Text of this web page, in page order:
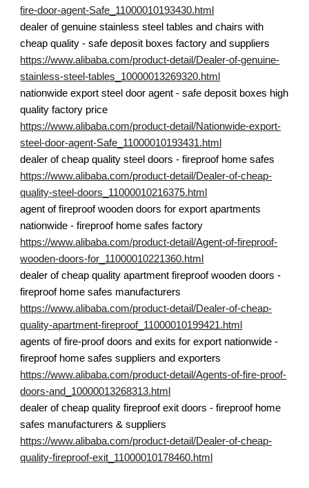
fire-door-agent-Safe_11000010193430.html
dealer of genuine stainless steel tables and chairs with
cheap quality - safe deposit boxes factory and suppliers
https://www.alibaba.com/product-detail/Dealer-of-genuine-
stainless-steel-tables_10000013269320.html
nationwide export steel door agent - safe deposit boxes high
quality factory price
https://www.alibaba.com/product-detail/Nationwide-export-
steel-door-agent-Safe_11000010193431.html
dealer of cheap quality steel doors - fireproof home safes
https://www.alibaba.com/product-detail/Dealer-of-cheap-
quality-steel-doors_11000010216375.html
agent of fireproof wooden doors for export apartments
nationwide - fireproof home safes factory
https://www.alibaba.com/product-detail/Agent-of-fireproof-
wooden-doors-for_11000010221360.html
dealer of cheap quality apartment fireproof wooden doors -
fireproof home safes manufacturers
https://www.alibaba.com/product-detail/Dealer-of-cheap-
quality-apartment-fireproof_11000010199421.html
agents of fire-proof doors and exits for export nationwide -
fireproof home safes suppliers and exporters
https://www.alibaba.com/product-detail/Agents-of-fire-proof-
doors-and_10000013268313.html
dealer of cheap quality fireproof exit doors - fireproof home
safes manufacturers & suppliers
https://www.alibaba.com/product-detail/Dealer-of-cheap-
quality-fireproof-exit_11000010178460.html